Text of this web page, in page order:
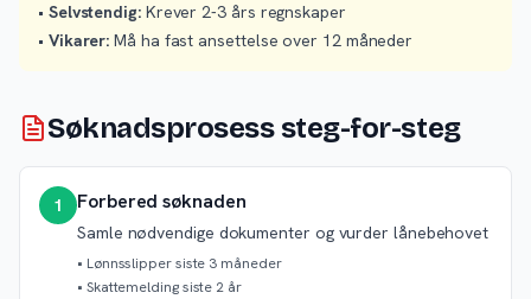
• Selvstendig:Krever 2-3 års regnskaper
• Vikarer: Må ha fast ansettelse over 12 måneder
Søknadsprosess steg-for-steg
1 Forbered søknaden
Samle nødvendige dokumenter og vurder lånebehovet
• Lønnsslipper siste 3 måneder
• Skattemelding siste 2 år